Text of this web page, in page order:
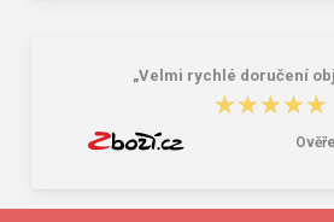
„Velmi rychlé doručení
★★★★★
★★★★★